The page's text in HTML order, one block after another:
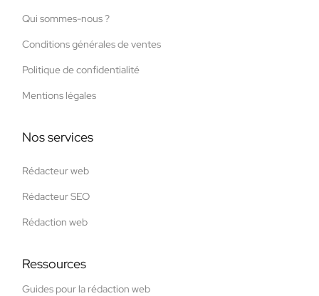
Qui sommes-nous ?
Conditions générales de ventes
Politique de confidentialité
Mentions légales
Nos services
Rédacteur web
Rédacteur SEO
Rédaction web
Ressources
Guides pour la rédaction web